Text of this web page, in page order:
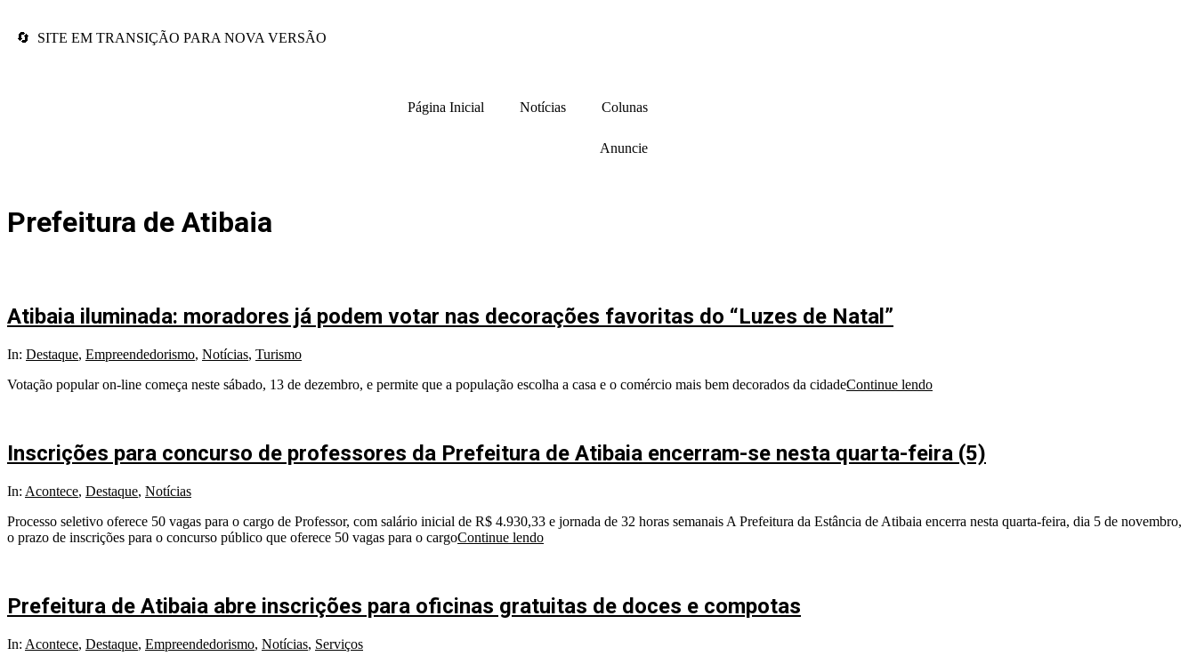
🔄 SITE EM TRANSIÇÃO PARA NOVA VERSÃO
Página Inicial Notícias Colunas
Anuncie
Prefeitura de Atibaia
Atibaia iluminada: moradores já podem votar nas decorações favoritas do “Luzes de Natal”
In: Destaque, Empreendedorismo, Notícias, Turismo
Votação popular on-line começa neste sábado, 13 de dezembro, e permite que a população escolha a casa e o comércio mais bem decorados da cidadeContinue lendo
Inscrições para concurso de professores da Prefeitura de Atibaia encerram-se nesta quarta-feira (5)
In: Acontece, Destaque, Notícias
Processo seletivo oferece 50 vagas para o cargo de Professor, com salário inicial de R$ 4.930,33 e jornada de 32 horas semanais A Prefeitura da Estância de Atibaia encerra nesta quarta-feira, dia 5 de novembro,
o prazo de inscrições para o concurso público que oferece 50 vagas para o cargoContinue lendo
Prefeitura de Atibaia abre inscrições para oficinas gratuitas de doces e compotas
In: Acontece, Destaque, Empreendedorismo, Notícias, Serviços